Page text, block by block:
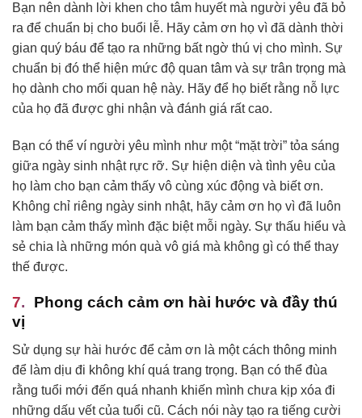
Bạn nên dành lời khen cho tâm huyết mà người yêu đã bỏ
ra để chuẩn bị cho buổi lễ. Hãy cảm ơn họ vì đã dành thời
gian quý báu để tạo ra những bất ngờ thú vị cho mình. Sự
chuẩn bị đó thể hiện mức độ quan tâm và sự trân trọng mà
họ dành cho mối quan hệ này. Hãy để họ biết rằng nỗ lực
của họ đã được ghi nhận và đánh giá rất cao.
Bạn có thể ví người yêu mình như một “mặt trời” tỏa sáng
giữa ngày sinh nhật rực rỡ. Sự hiện diện và tình yêu của
họ làm cho bạn cảm thấy vô cùng xúc động và biết ơn.
Không chỉ riêng ngày sinh nhật, hãy cảm ơn họ vì đã luôn
làm bạn cảm thấy mình đặc biệt mỗi ngày. Sự thấu hiểu và
sẻ chia là những món quà vô giá mà không gì có thể thay
thế được.
Phong cách cảm ơn hài hước và đầy thú
vị
Sử dụng sự hài hước để cảm ơn là một cách thông minh
để làm dịu đi không khí quá trang trọng. Bạn có thể đùa
rằng tuổi mới đến quá nhanh khiến mình chưa kịp xóa đi
những dấu vết của tuổi cũ. Cách nói này tạo ra tiếng cười